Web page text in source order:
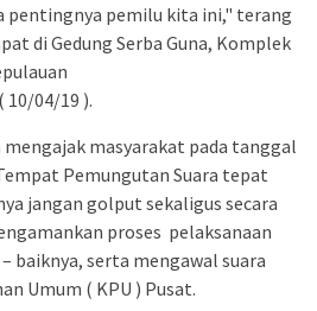
pentingnya pemilu kita ini," terang
di Gedung Serba Guna, Komplek
10/04/19 ).
masyarakat pada tanggal
Pemungutan Suara tepat
jangan golput sekaligus secara
proses pelaksanaan
baiknya, serta mengawal suara
Umum ( KPU ) Pusat.